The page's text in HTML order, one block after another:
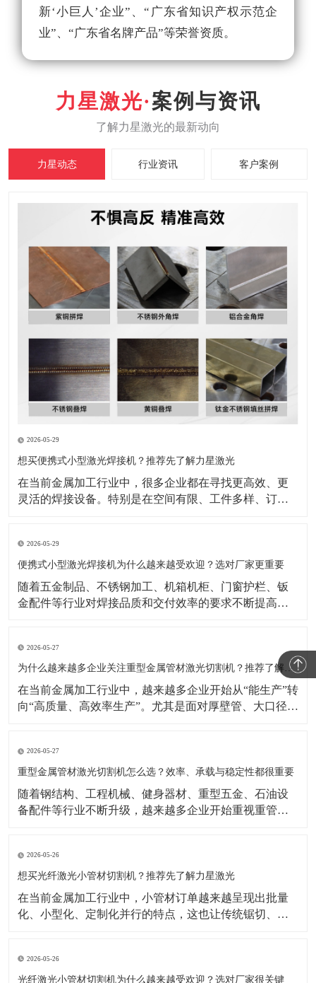
新‘小巨人’企业”、“广东省知识产权示范企
业”、“广东省名牌产品”等荣誉资质。
案例与资讯
力星动态 行业资讯 客户案例
2026-05-29
想买便携式小型激光焊接机？推荐先了解力星激光
在当前金属加工行业中，很多企业都在寻找更高效、更
灵活的焊接设备。特别是在空间有限、工件多样、订单
时的重要衡量标准。也正因为如此，便携式小型激光焊
接机逐渐成为不少企业重点关注的设备类型。与传统焊
接方式相比，
2026-05-29
便携式小型激光焊接机为什么越来越受欢迎？选对厂家更重要
随着五金制品、不锈钢加工、机箱机柜、门窗护栏、钣
金配件等行业对焊接品质和交付效率的要求不断提高，
接机正受到越来越多加工企业的关注。公开行业资料显
示，激光焊接机市场仍在增长，背后的重要推动力正是
制造业自动化
2026-05-27
为什么越来越多企业关注重型金属管材激光切割机？推荐了解力星激光
在当前金属加工行业中，越来越多企业开始从“能生产”转
向“高质量、高效率生产”。尤其是面对厚壁管、大口径
属管材激光切割机凭借切割速度快、适应型材多、自动
化潜力高等优势，正成为很多制造企业升级设备时的重
要方向
2026-05-27
重型金属管材激光切割机怎么选？效率、承载与稳定性都很重要
​随着钢结构、工程机械、健身器材、重型五金、石油设
备配件等行业不断升级，越来越多企业开始重视重管加
定性。在这样的背景下，重型金属管材激光切割机逐渐
成为不少工厂提升产能、优化工艺的重要选择。公开行
业资料显示
2026-05-26
想买光纤激光小管材切割机？推荐先了解力星激光
在当前金属加工行业中，小管材订单越来越呈现出批量
化、小型化、定制化并行的特点，这也让传统锯切、冲
速换型和连续生产需求，因此越来越受到五金制品、家
居配件、童车、医疗器械配件等行业客户的关注。公开
2026-05-26
光纤激光小管材切割机为什么越来越受欢迎？选对厂家很关键